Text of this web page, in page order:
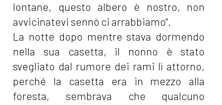
lontane, questo albero è nostro, non
avvicinatevi sennò ci arrabbiamo”.
La notte dopo mentre stava dormendo
nella sua casetta, il nonno è stato
svegliato dal rumore dei rami lì attorno,
perché la casetta era in mezzo alla
foresta, sembrava che qualcuno